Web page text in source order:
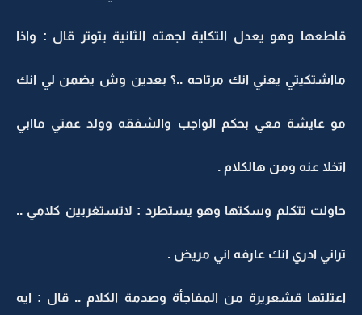
قاطعها وهو يعدل التكاية لجهته الثانية بتوتر قال : واذا
مااشتكيتي يعني انك مرتاحه ..؟ بعدين وش يضمن لي انك
مو عايشة معي بحكم الواجب والشفقه وولد عمتي ماابي
اتخلا عنه ومن هالكلام .
حاولت تتكلم وسكتها وهو يستطرد : لاتستغربين كلامي ..
تراني ادري انك عارفه اني مريض .
اعتلتها قشعريرة من المفاجأة وصدمة الكلام .. قال : ايه